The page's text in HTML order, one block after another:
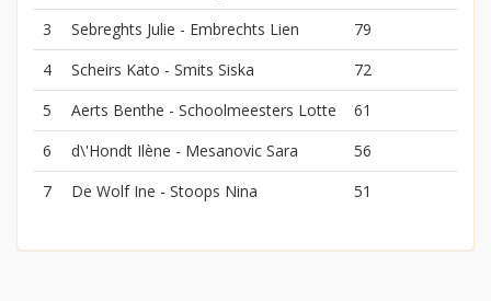
3
Sebreghts Julie - Embrechts Lien
79
4
Scheirs Kato - Smits Siska
72
5
Aerts Benthe - Schoolmeesters Lotte
61
6
d\'Hondt Ilène - Mesanovic Sara
56
7
De Wolf Ine - Stoops Nina 51